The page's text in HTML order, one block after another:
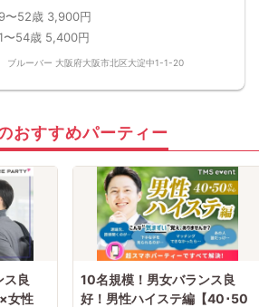
〜52歳 3,900円
〜54歳 5,400円
ブルーバー 大阪府大阪市北区大淀中1-1-20
おすすめパーティー
ス良
女性
10名規模！男女バランス良
好！男性ハイステ編【40･50